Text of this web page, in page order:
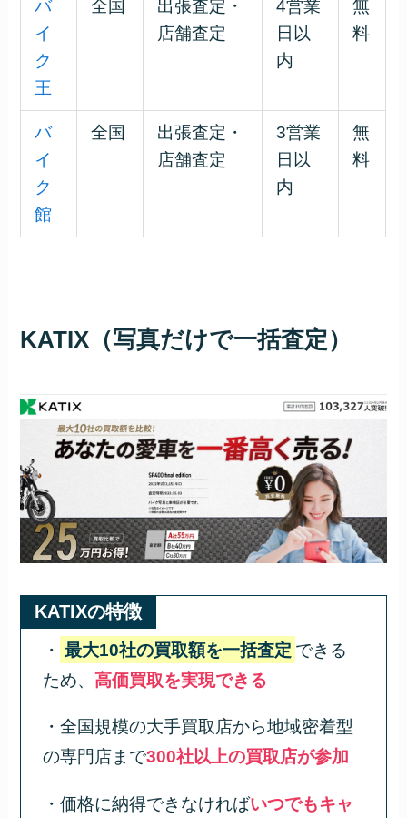
バ
イ
ク
王
全国
出張査定・
店舗査定
4営業
日以
内
無
料
バ
イ
ク
館
全国
出張査定・
店舗査定
3営業
日以
内
無
料
KATIX（写真だけで一括査定）
KATIXの特徴
・ 最大10社の買取額を一括査定 できる
ため、 高価買取を実現できる
・全国規模の大手買取店から地域密着型
の専門店まで300社以上の買取店が参加
・価格に納得できなければいつでもキャ